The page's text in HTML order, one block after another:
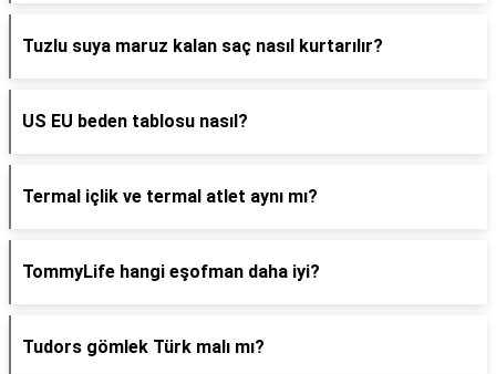
Tuzlu suya maruz kalan saç nasıl kurtarılır?
US EU beden tablosu nasıl?
Termal içlik ve termal atlet aynı mı?
TommyLife hangi eşofman daha iyi?
Tudors gömlek Türk malı mı?